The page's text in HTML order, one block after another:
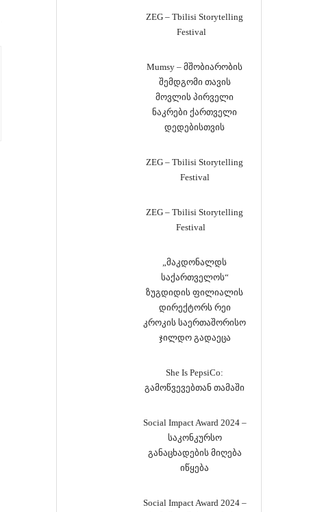
ZEG – Tbilisi Storytelling
Festival
Mumsy – მშობიარობის
შემდგომი თავის
მოვლის პირველი
ნაკრები ქართველი
დედებისთვის
ZEG – Tbilisi Storytelling
Festival
ZEG – Tbilisi Storytelling
Festival
„მაკდონალდს
საქართველოს“
ზუგდიდის ფილიალის
დირექტორს რეი
კროკის საერთაშორისო
ჯილდო გადაეცა
She Is PepsiCo:
გამოწვევებთან თამაში
Social Impact Award 2024 –
საკონკურსო
განაცხადების მიღება
იწყება
Social Impact Award 2024 –